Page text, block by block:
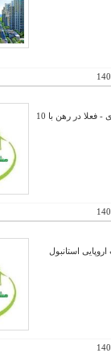
فروش فوری مغازه در بهترین موقعیت مرکز خرید - در میدان وسط با دهنه ای بزرگ و ارتفاع 5 متر- سرقفل شهرداری - فعلا در رهن با 10
استانبول